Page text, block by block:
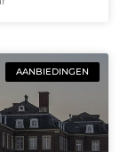
AANBIEDINGEN